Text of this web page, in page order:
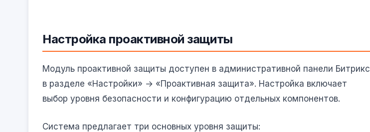
Настройка проактивной защиты
Модуль проактивной защиты доступен в административной панели Битрикс
в разделе «Настройки» → «Проактивная защита». Настройка включает
выбор уровня безопасности и конфигурацию отдельных компонентов.
Система предлагает три основных уровня защиты: